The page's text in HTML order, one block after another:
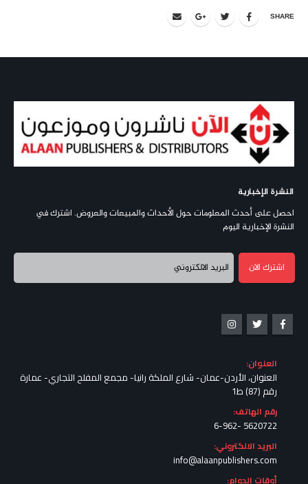
SHARE
النشرة الإخبارية
احصل على أحدث المعلومات حول الأحداث والمبيعات والعروض. اشترك في
النشرة الإخبارية اليوم
العنوان:
العنوان، الأردن-عمان- شارع الملكة رانيا- مجمع المفلح التجاري- عمارة
رقم (87) ط1
رقم الهاتف:
5620722 -6-962
البريد الالكتروني:
info@alaanpublishers.com
أوقات الدوام: